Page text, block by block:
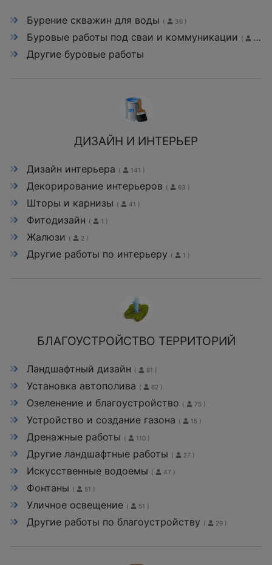
Бурение скважин для воды ( 36 )
Буровые работы под сваи и коммуникации (
Другие буровые работы
ДИЗАЙН И ИНТЕРЬЕР
Дизайн интерьера ( 141 )
Декорирование интерьеров ( 63 )
Шторы и карнизы ( 41 )
Фитодизайн ( 1 )
Жалюзи ( 2 )
Другие работы по интерьеру ( 1 )
БЛАГОУСТРОЙСТВО ТЕРРИТОРИЙ
Ландшафтный дизайн ( 81 )
Установка автополива ( 62 )
Озеленение и благоустройство ( 75 )
Устройство и создание газона ( 15 )
Дренажные работы ( 110 )
Другие ландшафтные работы ( 27 )
Искусственные водоемы ( 47 )
Фонтаны ( 51 )
Уличное освещение ( 51 )
Другие работы по благоустройству ( 29 )